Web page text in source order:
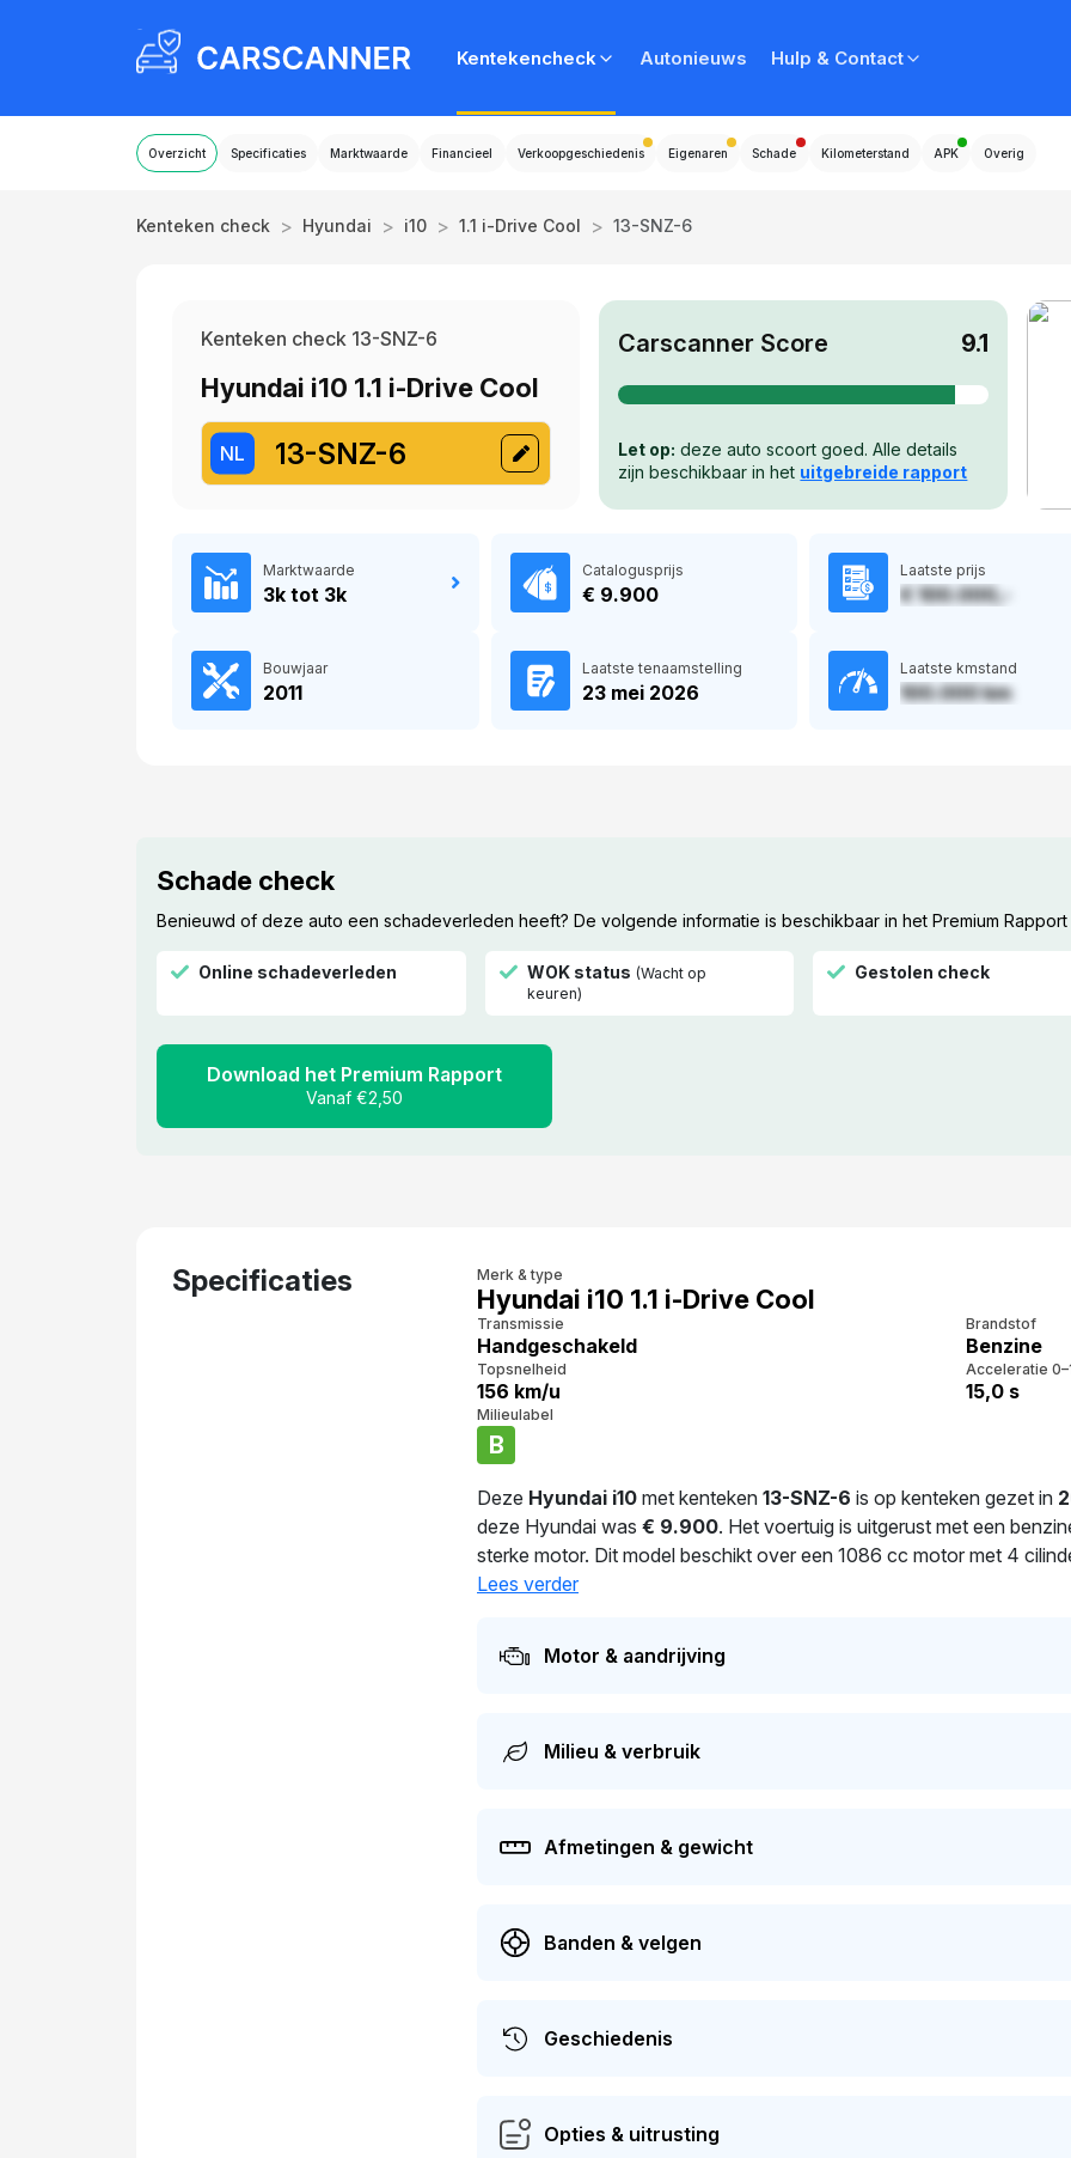
Kentekencheck Autonieuws Hulp & Contact
Overzicht Specificaties Marktwaarde Financieel Verkoopgeschiedenis Eigenaren Schade Kilometerstand APK Overig
Kenteken check > Hyundai > i10 > 1.1 i-Drive Cool > 13-SNZ-6
Kenteken check 13-SNZ-6
Hyundai i10 1.1 i-Drive Cool
NL 13-SNZ-6
Carscanner Score 9.1
Let op: deze auto scoort goed. Alle details
zijn beschikbaar in het uitgebreide rapport
Marktwaarde
3k tot 3k
Catalogusprijs
€ 9.900
Laatste prijs
€ 100.000,-
Bouwjaar
2011
Laatste tenaamstelling
23 mei 2026
Laatste kmstand
100.000 km
Schade check
Benieuwd of deze auto een schadeverleden heeft? De volgende informatie is beschikbaar in het Premium Rapport
Online schadeverleden WOK status (Wacht op
keuren)
Gestolen check
Download het Premium Rapport
Vanaf €2,50
Specificaties Merk & type
Hyundai i10 1.1 i-Drive Cool
Transmissie
Handgeschakeld
Brandstof
Benzine
Topsnelheid
156 km/u
Acceleratie
15,0 s
Milieulabel
B
Deze Hyundai i10 met kenteken 13-SNZ-6 is op kenteken gezet in
deze Hyundai was € 9.900. Het voertuig is uitgerust met een
sterke motor. Dit model beschikt over een 1086 cc motor met 4
deze auto 4.7 l/100 km. Met slechts 980 kg is deze auto licht en
gewisseld. Dit model heeft momenteel een dagwaarde van circa
Lees verder
Motor & aandrijving
Milieu & verbruik
Afmetingen & gewicht
Banden & velgen
Geschiedenis
Opties & uitrusting